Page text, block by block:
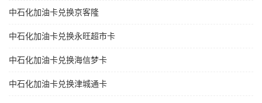
中石化加油卡兑换京客隆
中石化加油卡兑换永旺超市卡
中石化加油卡兑换海信梦卡
中石化加油卡兑换津城通卡